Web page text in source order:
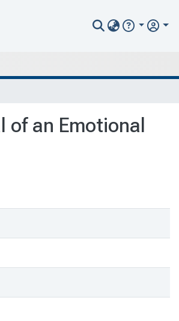
of an Emotional